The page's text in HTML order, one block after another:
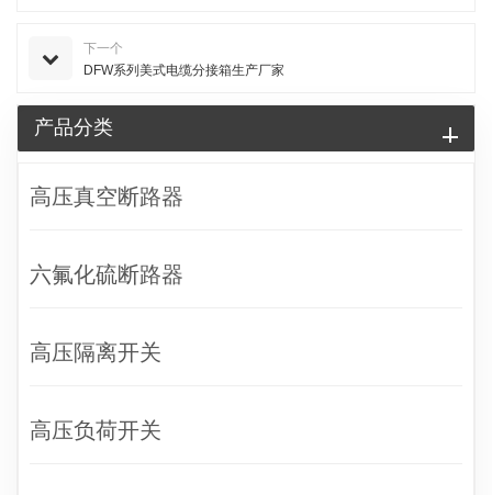
下一个
DFW系列美式电缆分接箱生产厂家
产品分类
高压真空断路器
六氟化硫断路器
高压隔离开关
高压负荷开关